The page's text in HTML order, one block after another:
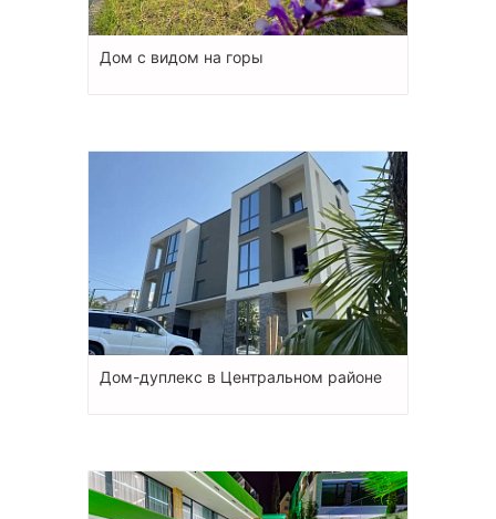
Дом с видом на горы
Дом-дуплекс в Центральном районе